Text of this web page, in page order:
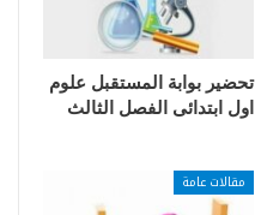
تحضير بوابة المستقبل علوم
اول ابتدائى الفصل الثالث
مقالات عامة